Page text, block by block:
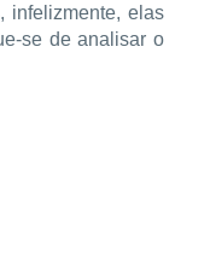
infelizmente, elas
se de analisar o